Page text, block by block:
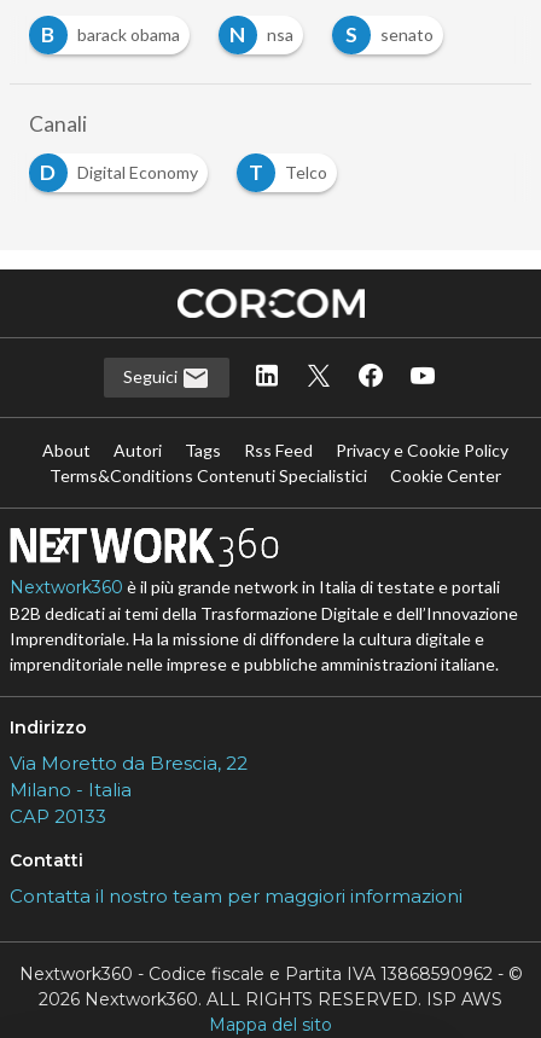
B
barack obama N nsa S senato
Canali
D
Digital Economy T Telco
Seguici
About Autori Tags Rss Feed
Privacy e Cookie Policy
Terms&Conditions Contenuti Specialistici
Cookie Center
Nextwork360 è il più grande network in Italia di testate e portali
B2B dedicati ai temi della Trasformazione Digitale e dell’Innovazione
Imprenditoriale. Ha la missione di diffondere la cultura digitale e
imprenditoriale nelle imprese e pubbliche amministrazioni italiane.
Indirizzo
Via Moretto da Brescia, 22
Milano - Italia
CAP 20133
Contatti
Contatta il nostro team per maggiori informazioni
Nextwork360 - Codice fiscale e Partita IVA 13868590962 - ©
2026 Nextwork360. ALL RIGHTS RESERVED. ISP AWS
Mappa del sito